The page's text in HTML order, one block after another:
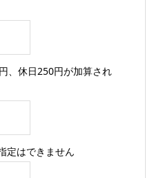
、休日250円が加算され
定はできません